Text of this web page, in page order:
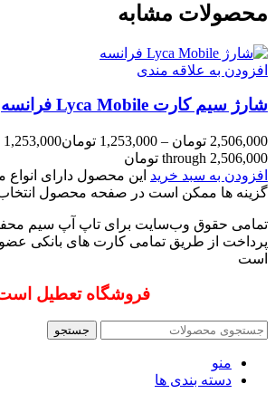
محصولات مشابه
افزودن به علاقه مندی
شارژ سیم کارت Lyca Mobile فرانسه
2,506,000 تومان –
1,253,000 تومان
through 2,506,000 تومان
افزودن به سبد خرید این محصول دارای
گزینه ها ممکن است در صفحه محصول
تمامی حقوق وب‌سایت برای تاپ آپ سیم
پرداخت از طریق تمامی کارت های بانکی عضو
است
فروشگاه تعطیل
جستجو
منو
دسته بندی ها